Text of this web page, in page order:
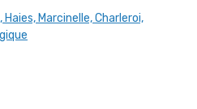
Marcinelle, Charleroi,